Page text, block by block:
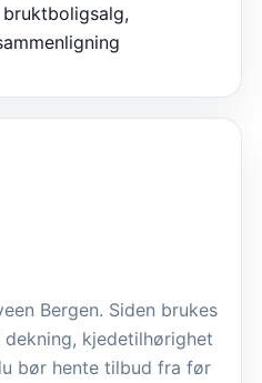
Bergen. Siden brukes
kjedetilhørighet
bør hente tilbud fra før